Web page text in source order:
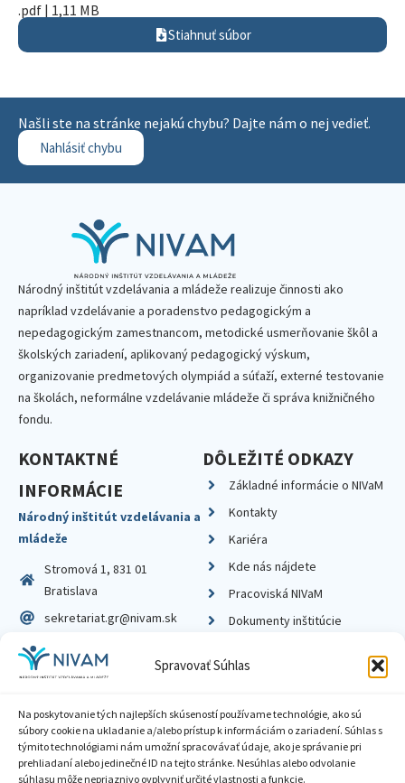
Spravovať Súhlas
Na poskytovanie tých najlepších skúseností používame technológie, ako sú
súbory cookie na ukladanie a/alebo prístup k informáciám o zariadení. Súhlas s
týmito technológiami nám umožní spracovávať údaje, ako je správanie pri
prehliadaní alebo jedinečné ID na tejto stránke. Nesúhlas alebo odvolanie
súhlasu môže nepriaznivo ovplyvniť určité vlastnosti a funkcie.
.pdf | 1,11 MB
Stiahnuť súbor
Našli ste na stránke nejakú chybu? Dajte nám o nej vedieť.
Nahlásiť chybu
Národný inštitút vzdelávania a mládeže realizuje činnosti ako
napríklad vzdelávanie a poradenstvo pedagogickým a
nepedagogickým zamestnancom, metodické usmerňovanie škôl a
školských zariadení, aplikovaný pedagogický výskum,
organizovanie predmetových olympiád a súťaží, externé testovanie
na školách, neformálne vzdelávanie mládeže či správa knižničného
fondu.
KONTAKTNÉ
INFORMÁCIE
Národný inštitút vzdelávania a
mládeže
Stromová 1, 831 01
Bratislava
sekretariat.gr@nivam.sk
IČO: 00164348
DIČ: 2020798714
DÔLEŽITÉ ODKAZY
Základné informácie o NIVaM
Kontakty
Kariéra
Kde nás nájdete
Pracoviská NIVaM
Dokumenty inštitúcie
Zásady ochrany súkromia